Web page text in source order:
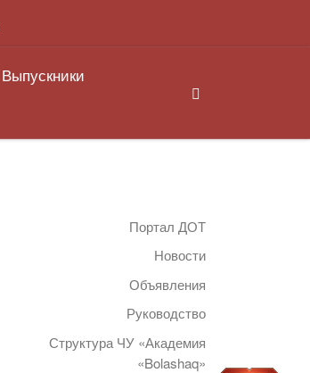
Выпускники
Портал ДОТ
Новости
Объявления
Руководство
Структура ЧУ «Академия
«Bolashaq»